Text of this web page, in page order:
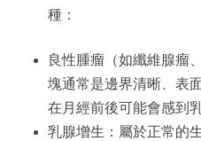
種：
良性腫瘤（如纖維腺瘤
塊通常是邊界清晰、表
在月經前後可能會感到
乳腺增生：屬於正常的